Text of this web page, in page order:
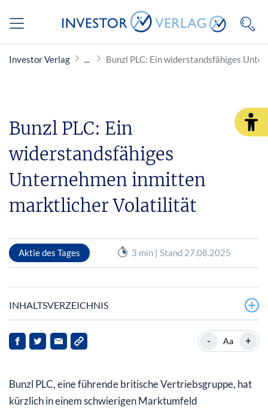
Investor Verlag Bunzl PLC: Ein widerstandsfähiges
Bunzl PLC: Ein
widerstandsfähiges
Unternehmen inmitten
marktlicher Volatilität
Aktie des Tages 3 min | Stand 27.08.2025
INHALTSVERZEICHNIS
Was treibt den jüngsten Kursanstieg von Bunzl an?
Ist die Bunzl-Aktie überbewertet oder unterbewertet?
- Aa +
Bunzl PLC, eine führende britische Vertriebsgruppe, hat
kürzlich in einem schwierigen Marktumfeld